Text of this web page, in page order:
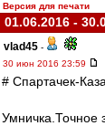
Версия для печати
01.06.2016 -
vlad45 -
30 июн 2016 23:59
# Спартачек-
Умничка.Точное